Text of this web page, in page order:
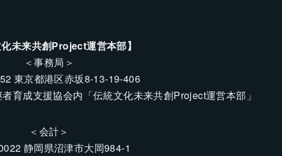
化未来共創Project運営本部】
＜事務局＞
東京都港区赤坂8-13-19-406
育成支援協会内「伝統文化未来共創Project運営本部」
＜会計＞
静岡県沼津市大岡984-1